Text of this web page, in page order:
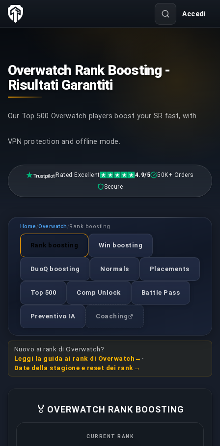
Accedi
Overwatch Rank Boosting -
Risultati Garantiti
Our Top 500 Overwatch players boost your SR fast, with
VPN protection and offline mode.
Rated Excellent 4.9/5
50K+ Orders
Secure
Home /Overwatch /Rank boosting
Rank boosting Win boosting
DuoQ boosting Normals Placements
Top 500 Comp Unlock Battle Pass
Preventivo IA Coaching
Nuovo ai rank di Overwatch?
Leggi la guida ai rank di Overwatch
·
Date della stagione e reset dei rank
🏅 OVERWATCH RANK BOOSTING
CURRENT RANK